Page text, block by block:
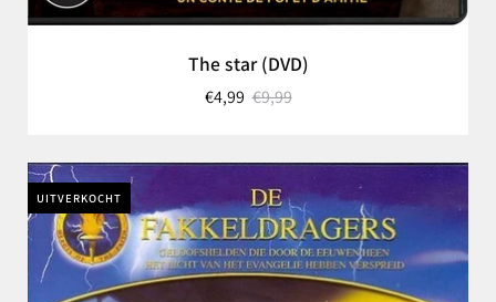
The star (DVD)
€4,99 €9,99
UITVERKOCHT